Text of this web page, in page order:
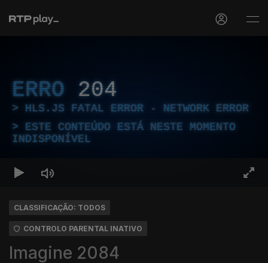
ERRO 204
HLS.JS FATAL ERROR - NETWORK ERROR
ESTE CONTEÚDO ESTÁ NESTE MOMENTO
INDISPONÍVEL
CLASSIFICAÇÃO: TODOS
CONTROLO PARENTAL INATIVO
Imagine 2084